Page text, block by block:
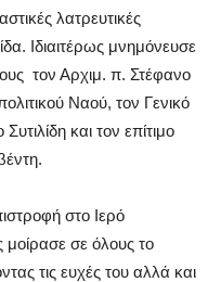
λατρευτικές
Ιδιαιτέρως μνημόνευσε
τον Αρχιμ. π. Στέφανο
Ναού, τον Γενικό
και τον επίτιμο
στο Ιερό
σε όλους το
τις ευχές του αλλά και